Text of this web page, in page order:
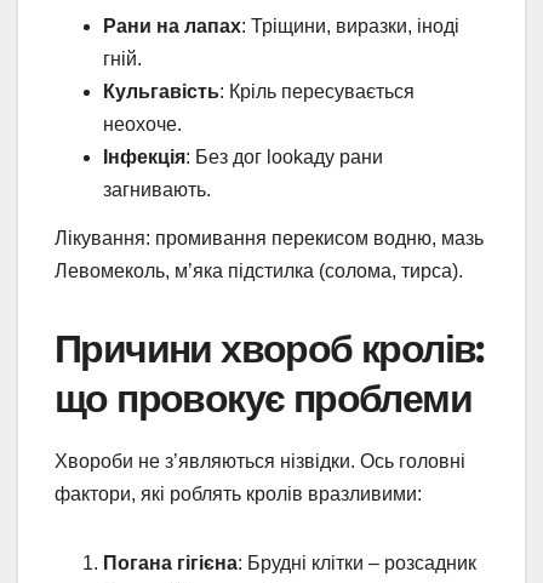
Рани на лапах: Тріщини, виразки, іноді
гній.
Кульгавість: Кріль пересувається
неохоче.
Інфекція: Без дог lookаду рани
загнивають.
Лікування: промивання перекисом водню, мазь
Левомеколь, м’яка підстилка (солома, тирса).
Причини хвороб кролів:
що провокує проблеми
Хвороби не з’являються нізвідки. Ось головні
фактори, які роблять кролів вразливими:
Погана гігієна: Брудні клітки – розсадник